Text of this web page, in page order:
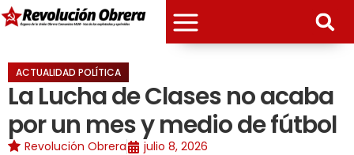
ACTUALIDAD POLÍTICA
La Lucha de Clases no acaba
por un mes y medio de fútbol
Revolución Obrera julio 8, 2026